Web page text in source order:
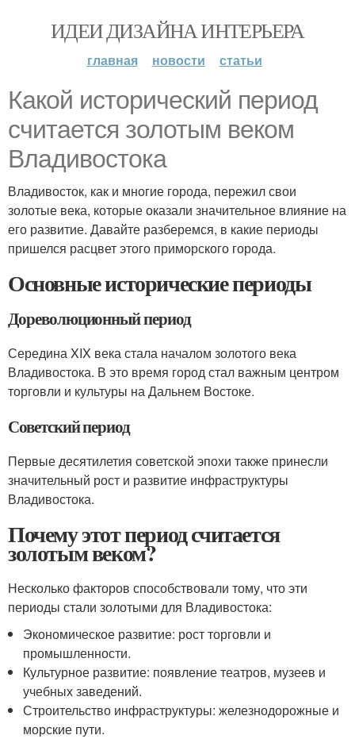
ИДЕИ ДИЗАЙНА ИНТЕРЬЕРА
главная новости статьи
Какой исторический период
считается золотым веком
Владивостока
Владивосток, как и многие города, пережил свои
золотые века, которые оказали значительное влияние на
его развитие. Давайте разберемся, в какие периоды
пришелся расцвет этого приморского города.
Основные исторические периоды
Дореволюционный период
Середина XIX века стала началом золотого века
Владивостока. В это время город стал важным центром
торговли и культуры на Дальнем Востоке.
Советский период
Первые десятилетия советской эпохи также принесли
значительный рост и развитие инфраструктуры
Владивостока.
Почему этот период считается
золотым веком?
Несколько факторов способствовали тому, что эти
периоды стали золотыми для Владивостока:
Экономическое развитие: рост торговли и
промышленности.
Культурное развитие: появление театров, музеев и
учебных заведений.
Строительство инфраструктуры: железнодорожные и
морские пути.